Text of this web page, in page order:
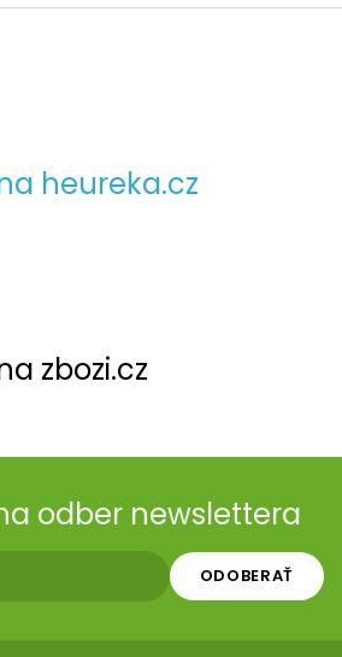
heureka.cz
zbozi.cz
odber newslettera
ODOBERAŤ